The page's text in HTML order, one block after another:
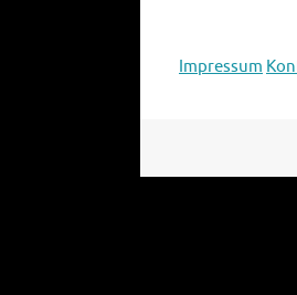
Impressum